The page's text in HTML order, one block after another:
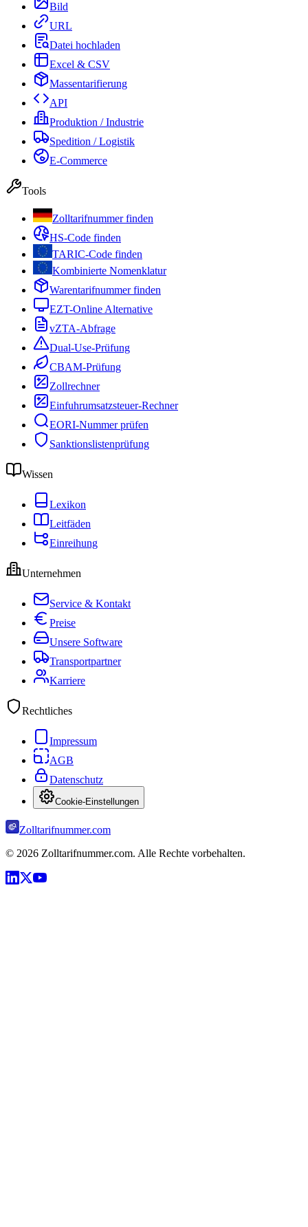
Bild
URL
Datei hochladen
Excel & CSV
Massentarifierung
API
Produktion / Industrie
Spedition / Logistik
E-Commerce
Tools
Zolltarifnummer finden
HS-Code finden
TARIC-Code finden
Kombinierte Nomenklatur
Warentarifnummer finden
EZT-Online Alternative
vZTA-Abfrage
Dual-Use-Prüfung
CBAM-Prüfung
Zollrechner
Einfuhrumsatzsteuer-Rechner
EORI-Nummer prüfen
Sanktionslistenprüfung
Wissen
Lexikon
Leitfäden
Einreihung
Unternehmen
Service & Kontakt
Preise
Unsere Software
Transportpartner
Karriere
Rechtliches
Impressum
AGB
Datenschutz
Cookie-Einstellungen
Zolltarifnummer.com
© 2026 Zolltarifnummer.com. Alle Rechte vorbehalten.